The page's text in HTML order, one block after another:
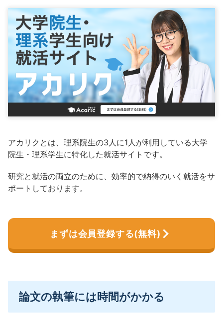
アカリクとは、理系院生の3人に1人が利用している大学
院生・理系学生に特化した就活サイトです。
研究と就活の両立のために、効率的で納得のいく就活をサ
ポートしております。
まずは会員登録する(無料)
論文の執筆には時間がかかる